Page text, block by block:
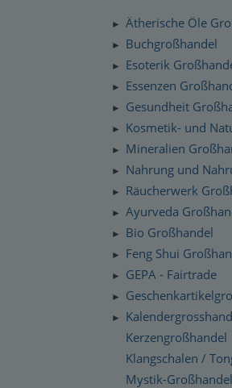
Zahlung und Versand
Datenschutzerklärung
Checkdates
Moravan Naturkosmetik
Primavera Life
Alaya Engelkerzen
Gabriel Tech Sortiment
Engelalm Edelstein
Schnelllager
► Ätherische Öle
► Buchgroßhandel
► Esoterik
► Essenzen
► Gesundheit
► Kosmetik- und
► Mineralien
► Nahrung und
► Räucherwerk
► Ayurveda
► Bio Großhandel
► Feng Shui
► GEPA - Fairtrade
►
►
Kerzengroßhandel
Klangschalen /
Mystik-Großhandel